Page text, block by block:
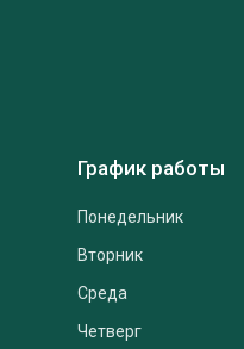
График работы
Понедельник
Вторник
Среда
Четверг